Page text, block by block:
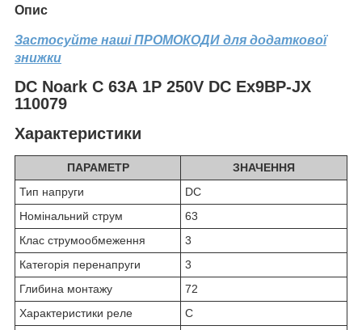
Опис
Застосуйте наші ПРОМОКОДИ для додаткової
знижки
DC Noark C 63А 1P 250V DC Ex9BP-JX
110079
Характеристики
ПАРАМЕТР
ЗНАЧЕННЯ
Тип напруги
DC
Номінальний струм
63
Клас струмообмеження
3
Категорія перенапруги
3
Глибина монтажу
72
Характеристики реле
C